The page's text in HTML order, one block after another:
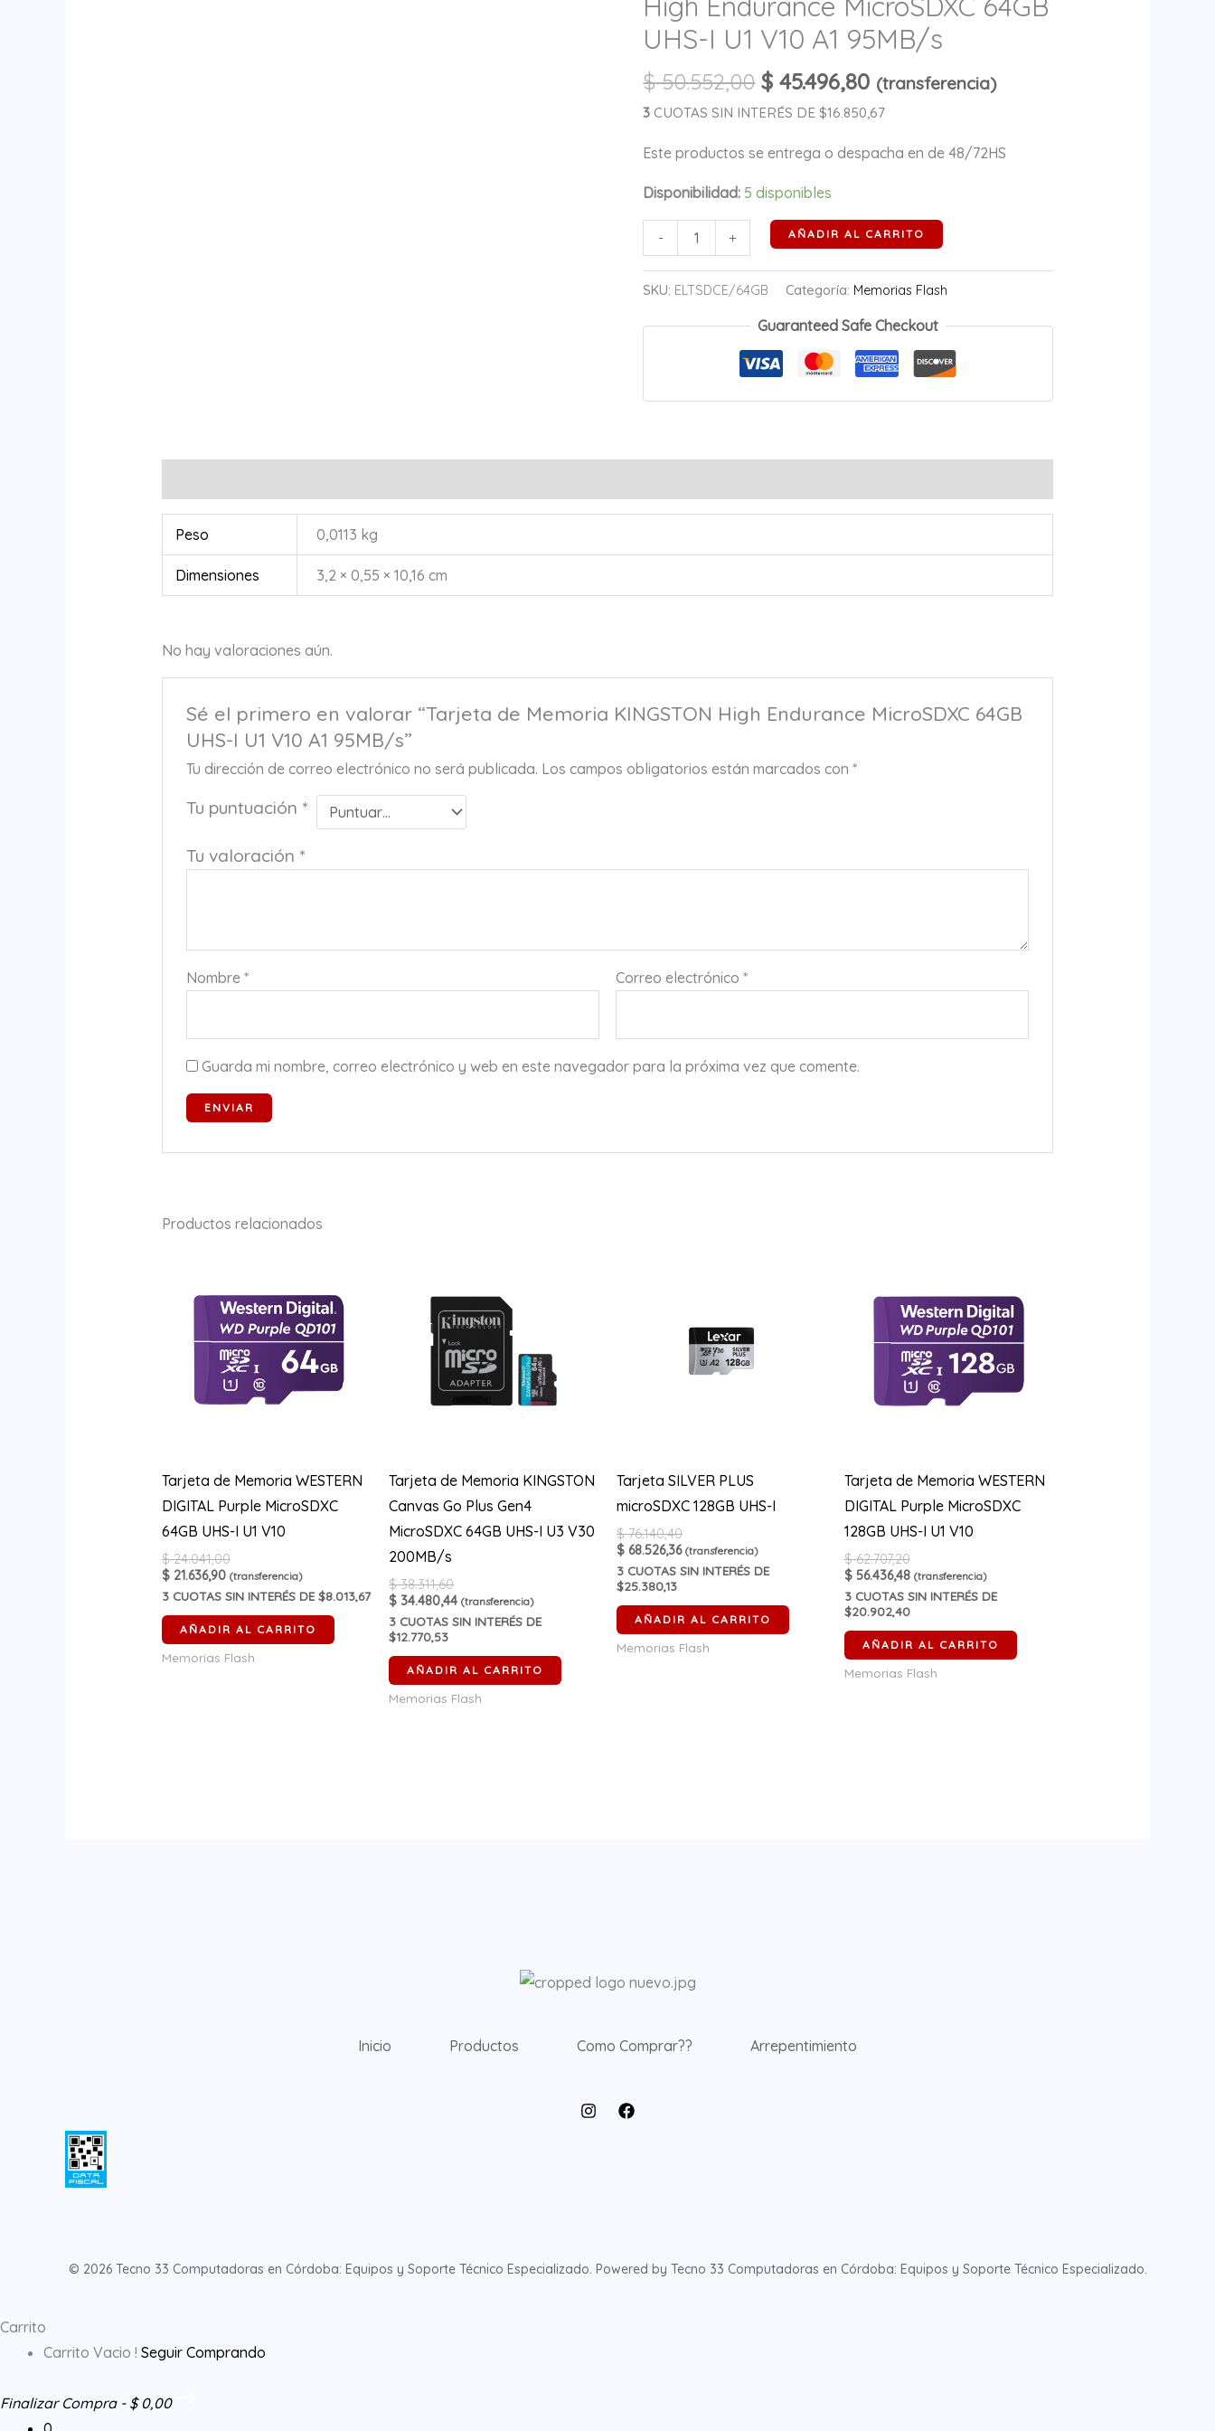
UHS-I U1 V10 A1 95MB/s
$50.552,00 $ 45.496,80 (transferencia)
3 CUOTAS SIN INTERÉS DE $16.850,67
Este productos se entrega o despacha en de 48/72HS
Disponibilidad: 5 disponibles
-
64GB
UHS-
I
U1
A1
cantidad
+
AÑADIR AL CARRITO
SKU: ELTSDCE/64GB Categoría: Memorias Flash
Guaranteed Safe Checkout
Peso 0,0113 kg
Dimensiones 3,2 × 0,55 × 10,16 cm
No hay valoraciones aún.
Sé el primero en valorar “Tarjeta de Memoria KINGSTON High Endurance MicroSDXC 64GB
UHS-I U1 V10 A1 95MB/s”
Tu dirección de correo electrónico no será publicada. Los campos obligatorios están marcados con*
Tu puntuación *
Tu valoración *
Nombre* Correo electrónico*
Guarda mi nombre, correo electrónico y web en este navegador para la próxima vez que comente.
Productos relacionados
Tarjeta de Memoria WESTERN
DIGITAL Purple MicroSDXC
64GB UHS-I U1 V10
$24.041,00
$21.636,90 (transferencia)
3CUOTAS SIN INTERÉS DE $8.013,67
AÑADIR AL CARRITO
Memorias Flash
Tarjeta de Memoria KINGSTON
Canvas Go Plus Gen4
MicroSDXC 64GB UHS-I U3 V30
200MB/s
$38.311,60
$ 34.480,44 (transferencia)
3 CUOTAS SIN INTERÉS DE
$12.770,53
AÑADIR AL CARRITO
Memorias Flash
Tarjeta SILVER PLUS
microSDXC 128GB UHS-I
$76.140,40
$ 68.526,36 (transferencia)
3 CUOTAS SIN INTERÉS DE
$25.380,13
AÑADIR AL CARRITO
Memorias Flash
Tarjeta de Memoria WESTERN
DIGITAL Purple MicroSDXC
128GB UHS-I U1 V10
$62.707,20
$56.436,48 (transferencia)
3CUOTAS SIN INTERÉS DE
$20.902,40
AÑADIR AL CARRITO
Memorias Flash
Inicio Productos Como Comprar?? Arrepentimiento
© 2026 Tecno 33 Computadoras en Córdoba: Equipos y Soporte Técnico Especializado. Powered by Tecno 33 Computadoras en Córdoba: Equipos y Soporte Técnico Especializado.
Carrito
Carrito Vacio ! Seguir Comprando
Finalizar Compra - $ 0,00